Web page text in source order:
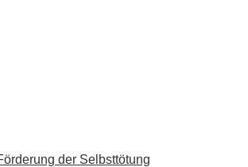
der Selbsttötung